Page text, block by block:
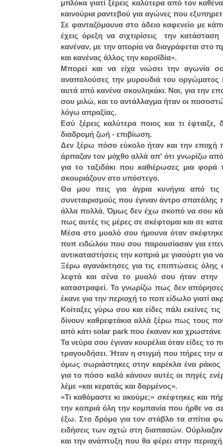
μπλόκα γιατί ξέρεις καλύτερα από τον
καινούρια ραντεβού για αγώνες που
Σε φανταζόμουνα στο άδειο καφενείο με
έχεις όρεξη να σιχτιρίσεις την
κανέναν, με την απορία να διαγράφεται
και κανένας άλλος την κοροϊδία».
Μπορεί και να είχα νιώσει την αγωνία
αναπολούσες την μυρουδιά του οργώματος
αυτά από κανένα σκουληκάκι. Ναι, για την
σου μιλώ, και το αντάλλαγμα ήταν οι
λόγω απραξίας.
Εσύ ξέρεις καλύτερα ποιος και τι
διαδρομή ζωή - επιβίωση.
Δεν ξέρω πόσο εύκολο ήταν και την εποχή
άρπαζαν τον μόχθο αλλά απ'ότι γνωρίζω
για το ταξιδάκι που καθιέρωσες μια
σκουριάζουν στο υπόστεγο.
Θα μου πεις για άγρια κυνήγια από τις
συνεταιρισμούς που έγιναν άντρο
άλλα πολλά. Όμως δεν έχω σκοπό να σου
πως αυτές τις μέρες σε σκέφτομαι και σε
Μέσα στο μυαλό σου ήμουνα όταν
ποπ ειδώλου που σου παρουσίασαν για
αντικαταστήσεις την κοπριά με γιαούρτι
Ξέρω αγανάκτησες για τις επιπτώσεις όλης
λεφτά και σένα το μυαλό σου ήταν στην
καταστραφεί. Το γνωρίζω πως δεν
έκανε για την περιοχή το ποπ είδωλο γιατί
Κοίταξες γύρω σου και είδες πάλι εκείνες
δίνουν καθρεφτάκια αλλά ξέρω πως τους
από κάτι solar park που έκαναν και
Τα νεύρα σου έγιναν κουρέλια όταν είδες
τραγουδήσει. Ήταν η στιγμή που πήρες την
όμως σωριάστηκες στην καρέκλα ένα
για το πόσο καλό κάνουν αυτές οι πηγές
λέμε «και κερατάς και δαρμένος».
«Τι καθόμαστε κι ακούμε;» σκέφτηκες και
την κοπριά όλη την κομπανία που ήρθε να
έξω. Στο δρόμο για τον στάβλο τα σπίτια
ειδήσεις των οχτώ στη διαπασών.
και την ανάπτυξη που θα φέρει στην